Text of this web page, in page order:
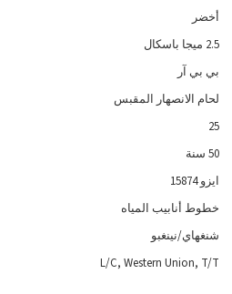
أخضر
2.5 ميجا باسكال
بي بي آر
لحام الانصهار المقبس
25
50 سنة
ايزو 15874
خطوط أنابيب المياه
شنغهاي/نينغبو
L/C, Western Union, T/T